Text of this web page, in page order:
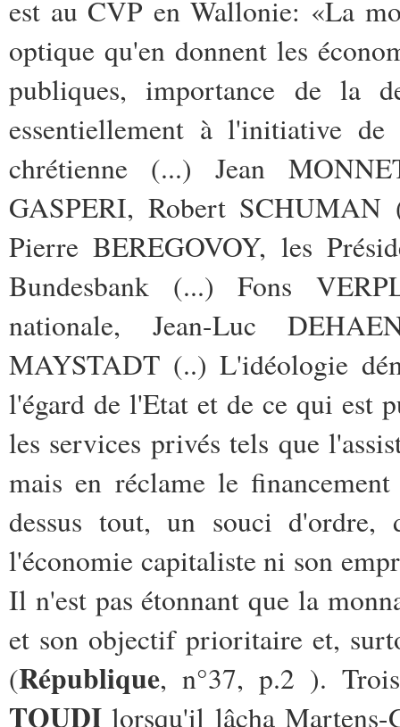
est au CVP en Wallonie: «La
optique qu'en donnent les
publiques, importance de la
essentiellement à l'initiative de
chrétienne (...) Jean
GASPERI, Robert
Pierre BEREGOVOY, les
Bundesbank (...) Fons
nationale, Jean-Luc
MAYSTADT (..) L'idéologie
l'égard de l'Etat et de ce qui est
les services privés tels que
mais en réclame le
dessus tout, un souci d'ordre,
l'économie capitaliste ni son
Il n'est pas étonnant que la
et son objectif prioritaire et,
(République, n°37, p.2 ).
TOUDI lorsqu'il lâcha Martens-